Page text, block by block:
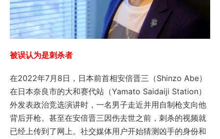
被误认为是刺杀者
在2022年7月8日，日本前首相安倍晋三（Shinzo Abe）
在日本奈良市的大和赛代站（Yamato Saidaiji Station）
外发表政治竞选演讲时，一名男子走近并用自制枪支向他
背后开枪。甚至在安倍晋三因伤去世之前，刺杀的视频就
已经上传到了网上。社交媒体用户开始猜测凶手的身份和